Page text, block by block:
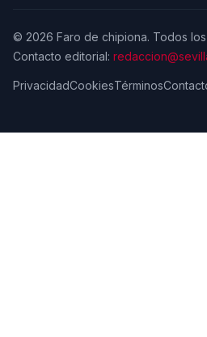
© 2026 Faro de chipiona. Todos
Contacto editorial:
PrivacidadCookiesTérminos